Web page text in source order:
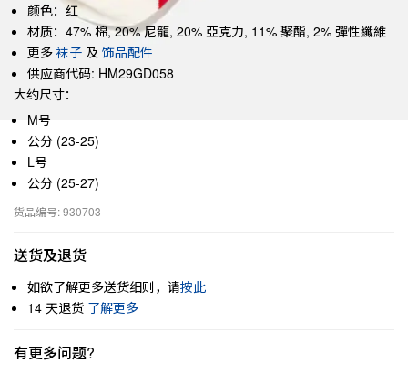
颜色：红
材质：47% 棉, 20% 尼龍, 20% 亞克力, 11% 聚酯, 2% 彈性纖維
更多 袜子 及 饰品配件
供应商代码: HM29GD058
大约尺寸：
M号
公分 (23-25)
L号
公分 (25-27)
货品编号: 930703
送货及退货
如欲了解更多送货细则，请按此
14 天退货 了解更多
有更多问题?